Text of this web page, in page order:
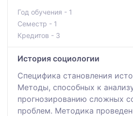
Год обучения - 1
Семестр - 1
Кредитов - 3
История социологии
Специфика становления
Методы, способных к
прогнозированию сложных
проблем. Методика